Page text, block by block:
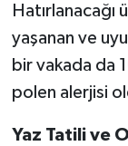
Hatırlanacağı
yaşanan ve
bir vakada da
polen alerjisi
Yaz Tatili ve